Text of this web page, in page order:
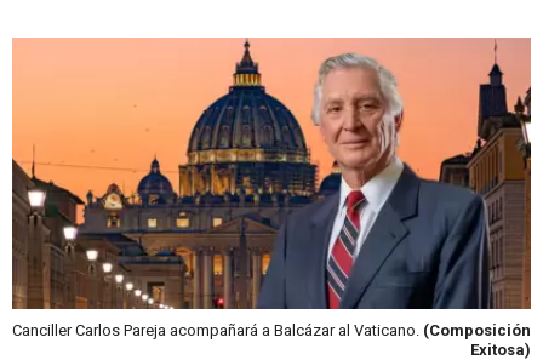
Canciller Carlos Pareja acompañará a Balcázar al Vaticano. (Composición
Exitosa)